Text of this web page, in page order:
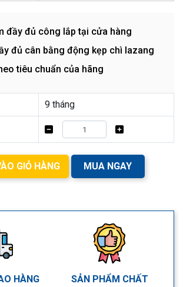
đầy đủ công lắp tại cửa hàng
đủ cân bằng động kẹp chì lazang
tiêu chuẩn của hãng
9 tháng
GIỎ HÀNG MUA NGAY
HÀNG
SẢN PHẨM CHẤT